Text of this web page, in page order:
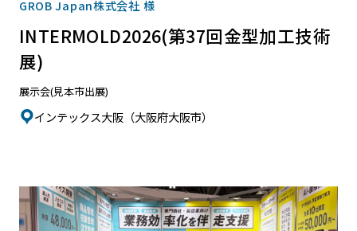
GROB Japan株式会社 様
INTERMOLD2026(第37回金型加工技術
展)
展示会(見本市出展)
インテックス大阪（大阪府大阪市）